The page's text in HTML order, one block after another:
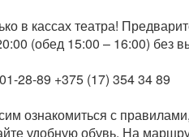
в кассах театра!
(обед 15:00 – 16:00) без
28-89 +375 (17) 354 34 89
ознакомиться с
удобную обувь. На